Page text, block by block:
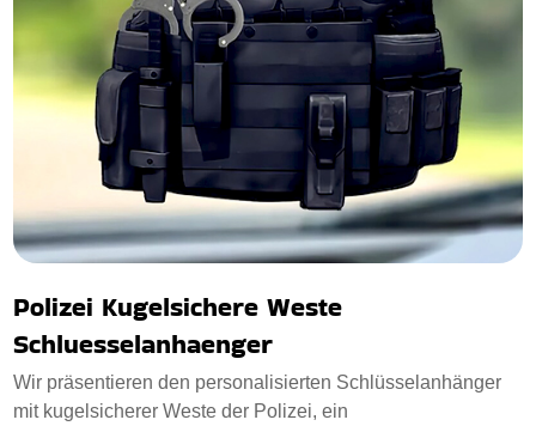
Polizei Kugelsichere Weste
Schluesselanhaenger
Wir präsentieren den personalisierten Schlüsselanhänger
mit kugelsicherer Weste der Polizei, ein